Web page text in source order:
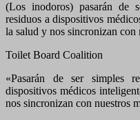
(Los inodoros) pasarán de
residuos a dispositivos
la salud y nos sincronizan con
Toilet Board Coalition
«Pasarán de ser simples
dispositivos médicos
nos sincronizan con nuestros